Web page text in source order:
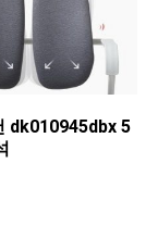
​dk010945dbx 5